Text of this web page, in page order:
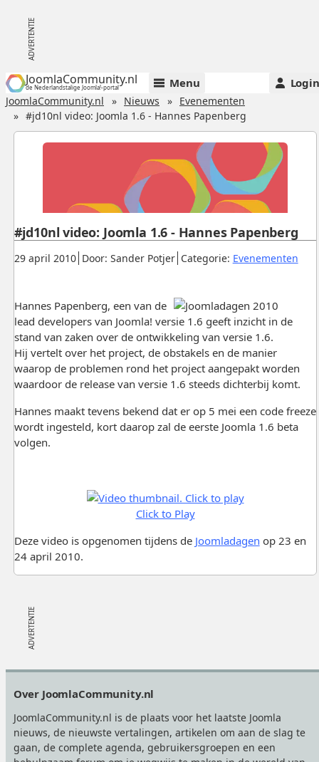
JoomlaCommunity.nl
de Nederlandstalige Joomla!-portal Menu Login
JoomlaCommunity.nl Nieuws
Evenementen
#jd10nl video: Joomla 1.6 - Hannes Papenberg
Gepubliceerd:
29 april 2010. Door: Sander Potjer. Categorie: Evenementen.
#jd10nl video: Joomla 1.6 - Hannes Papenberg
Hannes Papenberg, een van de
lead developers van Joomla! versie 1.6 geeft inzicht in de
stand van zaken over de ontwikkeling van versie 1.6.
Hij vertelt over het project, de obstakels en de manier
waarop de problemen rond het project aangepakt worden
waardoor de release van versie 1.6 steeds dichterbij komt.
Hannes maakt tevens bekend dat er op 5 mei een code freeze
wordt ingesteld, kort daarop zal de eerste Joomla 1.6 beta
volgen.
Click to Play
Deze video is opgenomen tijdens de Joomladagen op 23 en
24 april 2010.
Over JoomlaCommunity.nl
JoomlaCommunity.nl is de plaats voor het laatste Joomla
nieuws, de nieuwste vertalingen, artikelen om aan de slag te
gaan, de complete agenda, gebruikersgroepen en een